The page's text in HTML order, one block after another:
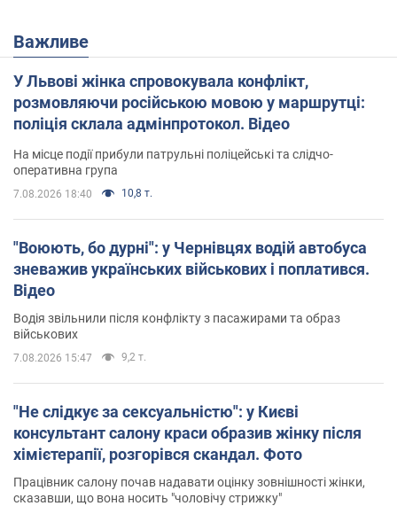
Важливе
У Львові жінка спровокувала конфлікт,
розмовляючи російською мовою у маршрутці:
поліція склала адмінпротокол. Відео
На місце події прибули патрульні поліцейські та слідчо-
оперативна група
7.08.2026 18:40 10,8 т.
"Воюють, бо дурні": у Чернівцях водій автобуса
зневажив українських військових і поплатився.
Відео
Водія звільнили після конфлікту з пасажирами та образ
військових
7.08.2026 15:47 9,2 т.
"Не слідкує за сексуальністю": у Києві
консультант салону краси образив жінку після
хімієтерапії, розгорівся скандал. Фото
Працівник салону почав надавати оцінку зовнішності жінки,
сказавши, що вона носить "чоловічу стрижку"